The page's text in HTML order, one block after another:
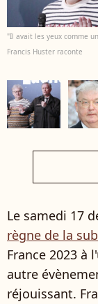
"Il avait les yeux comme
Francis Huster raconte
Le samedi 17
règne de la
France 2023 à
autre
réjouissant.